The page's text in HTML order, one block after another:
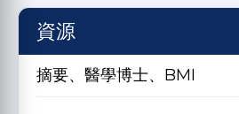
資源
摘要、醫學博士、BMI